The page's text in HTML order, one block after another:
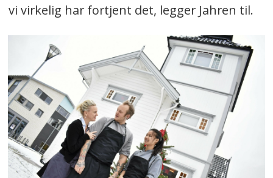
vi virkelig har fortjent det, legger Jahren til.